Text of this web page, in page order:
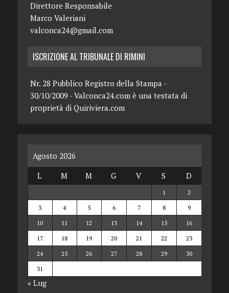
Direttore Responsabile
Marco Valeriani
valconca24@gmail.com
ISCRIZIONE AL TRIBUNALE DI RIMINI
Nr. 28 Pubblico Registro della Stampa -
30/10/2009 - Valconca24.com è una testata di
proprietà di Quiriviera.com
Agosto 2026
L
M M G V S D
1
2
3
4 5 6 7 8
9
10
11 12 13 14 15
16
17
18 19 20 21 22
23
24
25 26 27 28 29
30
31
« Lug